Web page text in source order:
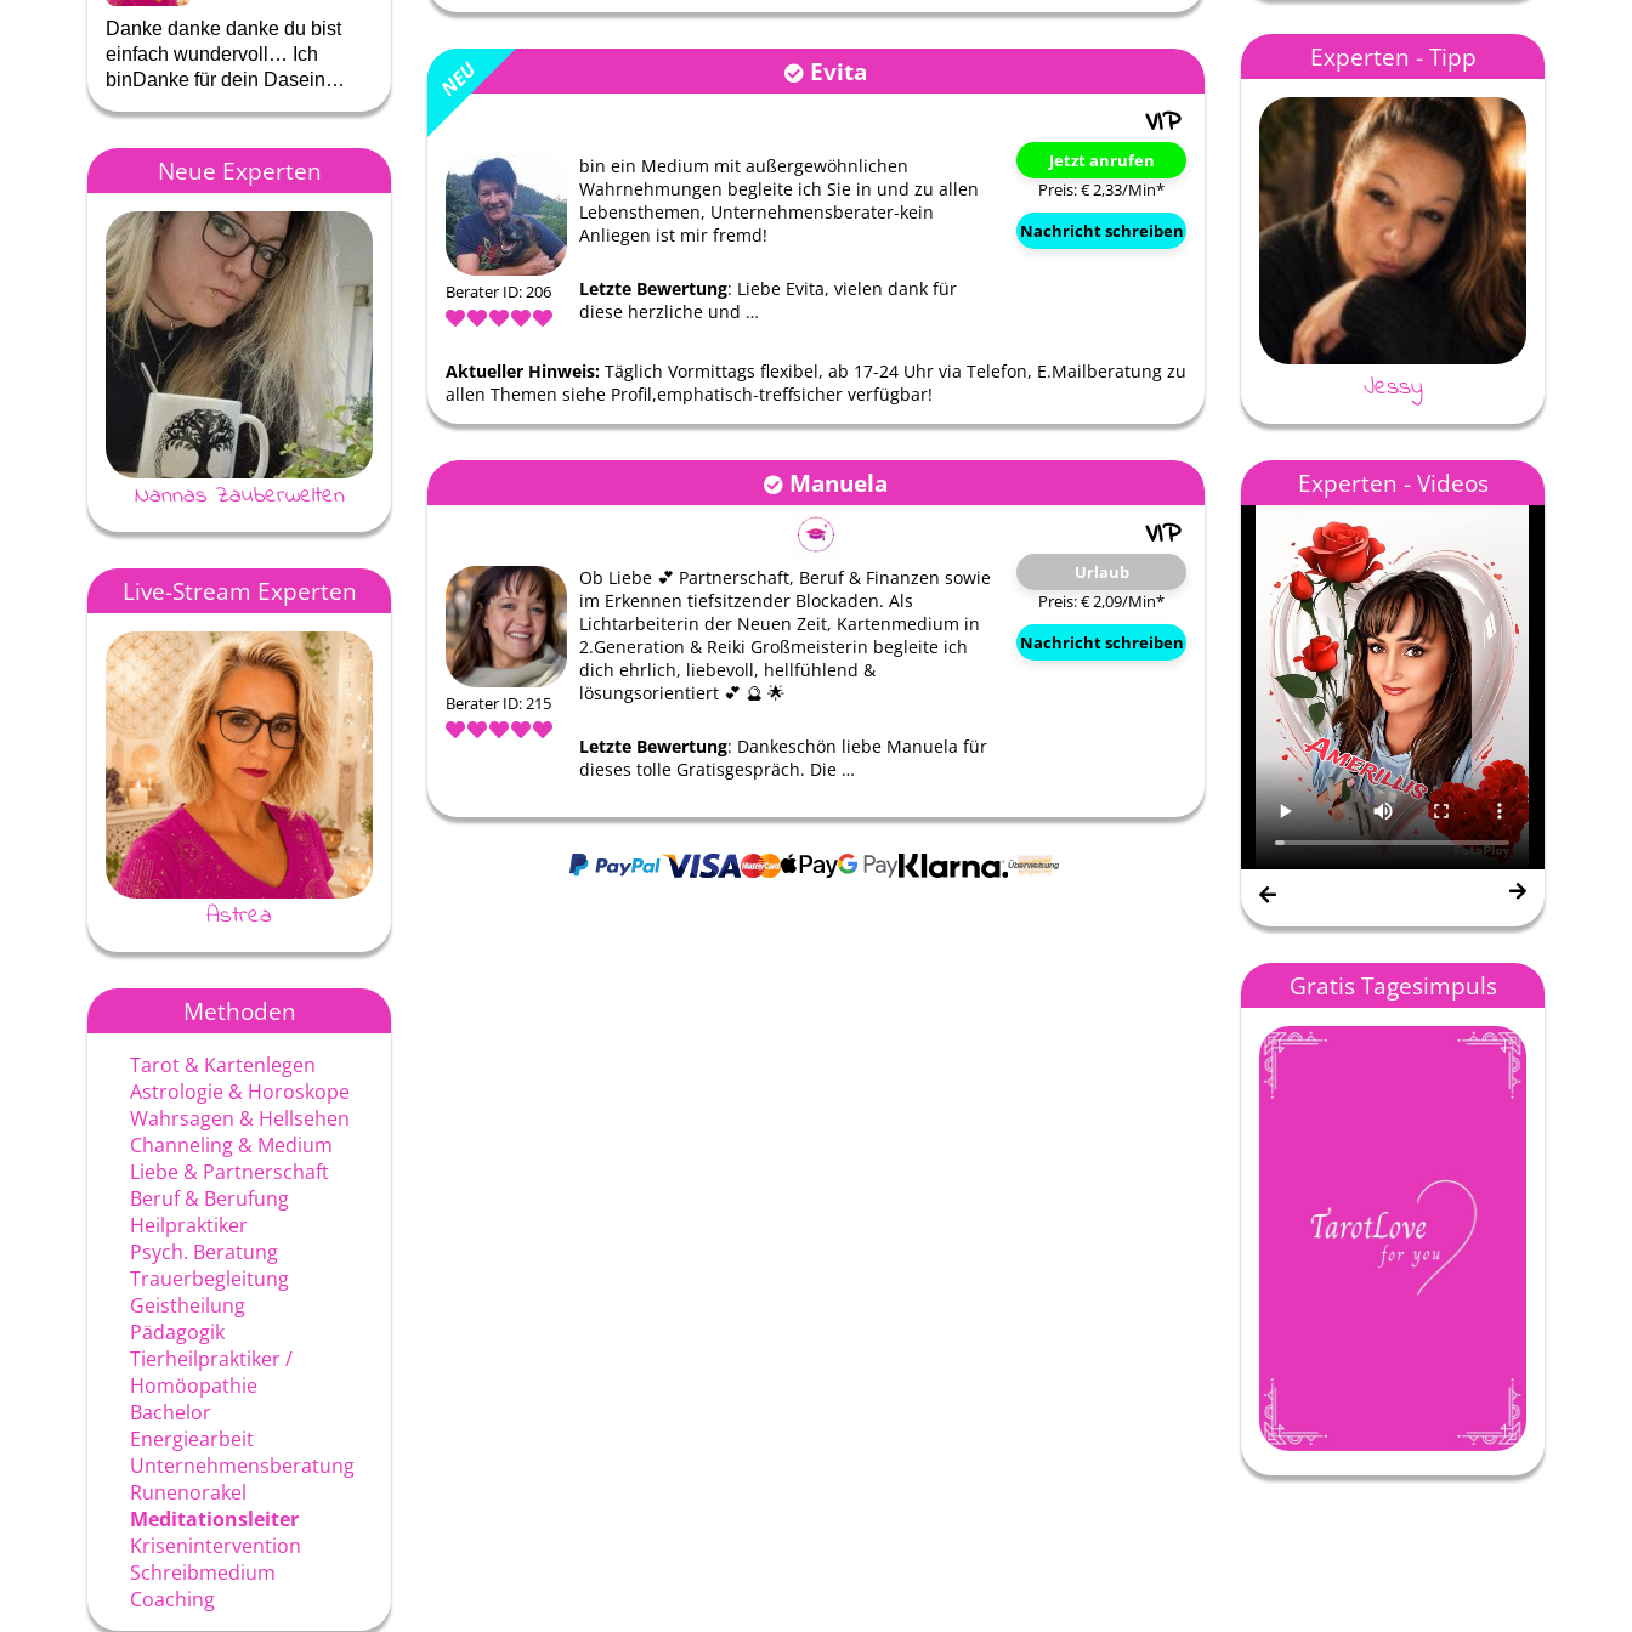
Danke danke danke du bist
einfach wundervoll… Ich
binDanke für dein Dasein…
noch länger mit dir telefoniert,
aber irgendwer …
das Du so für mich da bist
wenn es mir nicht gut …
Beratung und deine
Unterstützung und deine Sicht
❤️🕊️
Für mich wie immer
auf Erden 💕💕💕
Neue Experten
Nannas Zauberwelten Jessy Evita Nebelweg
Live-Stream Experten
Astrea Nana Gipsy Spirit
Methoden
Tarot & Kartenlegen
Astrologie & Horoskope
Wahrsagen & Hellsehen
Channeling & Medium
Liebe & Partnerschaft
Beruf & Berufung
Heilpraktiker
Psych. Beratung
Trauerbegleitung
Geistheilung
Pädagogik
Tierheilpraktiker /
Homöopathie
Bachelor
Energiearbeit
Unternehmensberatung
Runenorakel
Meditationsleiter
Krisenintervention
Schreibmedium
Coaching
Evita
Berater ID: 206
bin ein Medium mit außergewöhnlichen
Wahrnehmungen begleite ich Sie in und zu allen
Lebensthemen, Unternehmensberater-kein
Anliegen ist mir fremd!
Letzte Bewertung: Liebe Evita, vielen dank für
diese herzliche und …
Jetzt anrufen
Preis: € 2,33/Min*
Nachricht schreiben
Aktueller Hinweis: Täglich Vormittags flexibel, ab 17-24 Uhr via Telefon, E.Mailberatung zu
allen Themen siehe Profil,emphatisch-treffsicher verfügbar!
Manuela
Berater ID: 215
Ob Liebe 💕 Partnerschaft, Beruf & Finanzen sowie
im Erkennen tiefsitzender Blockaden. Als
Lichtarbeiterin der Neuen Zeit, Kartenmedium in
2.Generation & Reiki Großmeisterin begleite ich
dich ehrlich, liebevoll, hellfühlend &
lösungsorientiert 💕 🔮 🌟
Letzte Bewertung: Dankeschön liebe Manuela für
dieses tolle Gratisgespräch. Die …
Urlaub
Preis: € 2,09/Min*
Nachricht schreiben
Experten - Tipp
Jessy
Experten - Videos
Gratis Tagesimpuls